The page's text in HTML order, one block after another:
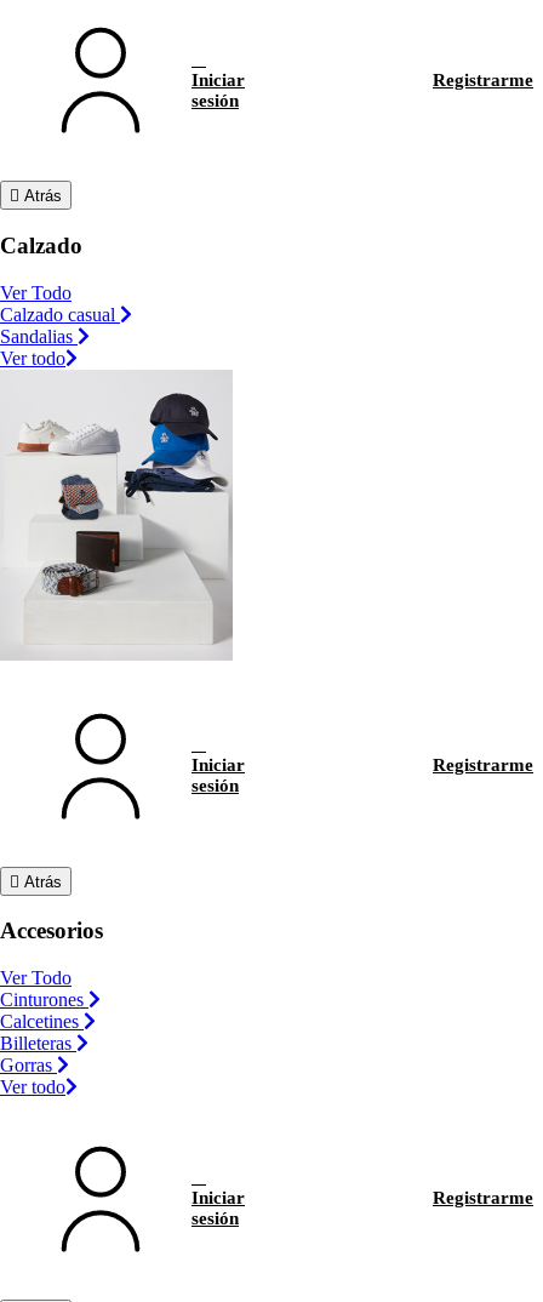
Iniciar
sesión
Registrarme
Atrás
Calzado
Ver Todo
Calzado casual
Sandalias
Ver todo
Iniciar
sesión
Registrarme
Atrás
Accesorios
Ver Todo
Cinturones
Calcetines
Billeteras
Gorras
Ver todo
Iniciar
sesión
Registrarme